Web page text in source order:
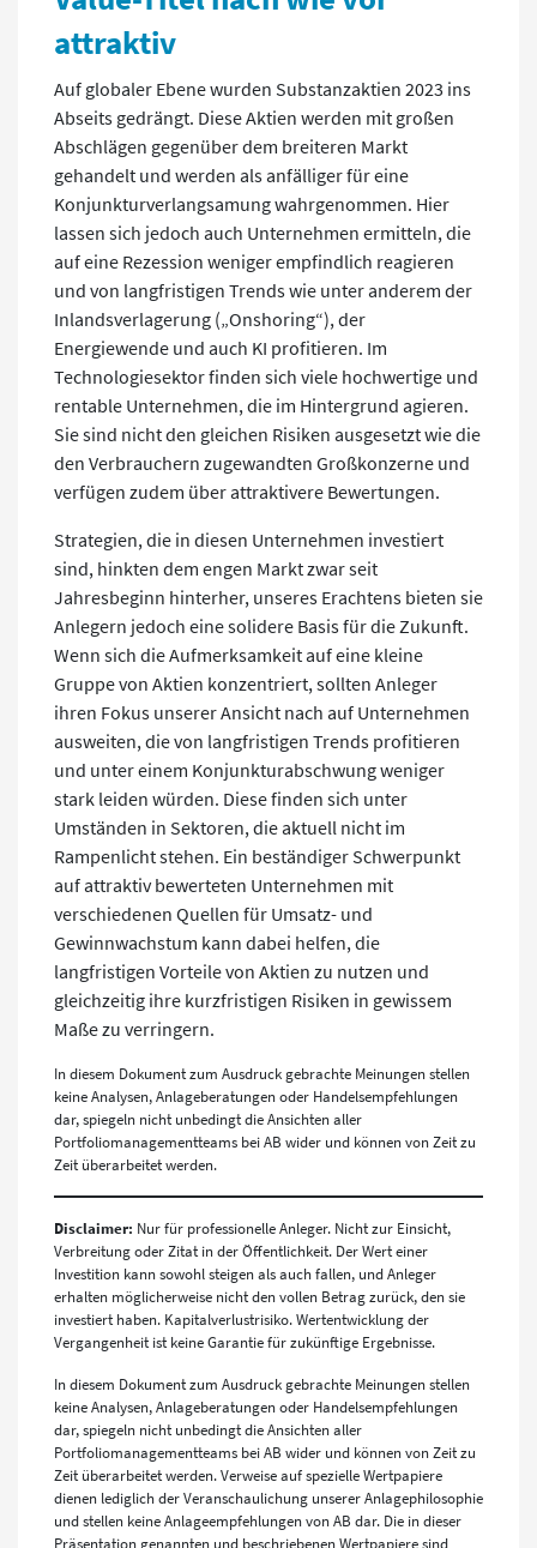
attraktiv
Auf globaler Ebene wurden Substanzaktien 2023 ins
Abseits gedrängt. Diese Aktien werden mit großen
Abschlägen gegenüber dem breiteren Markt
gehandelt und werden als anfälliger für eine
Konjunkturverlangsamung wahrgenommen. Hier
lassen sich jedoch auch Unternehmen ermitteln, die
auf eine Rezession weniger empfindlich reagieren
und von langfristigen Trends wie unter anderem der
Inlandsverlagerung („Onshoring“), der
Energiewende und auch KI profitieren. Im
Technologiesektor finden sich viele hochwertige und
rentable Unternehmen, die im Hintergrund agieren.
Sie sind nicht den gleichen Risiken ausgesetzt wie die
den Verbrauchern zugewandten Großkonzerne und
verfügen zudem über attraktivere Bewertungen.
Strategien, die in diesen Unternehmen investiert
sind, hinkten dem engen Markt zwar seit
Jahresbeginn hinterher, unseres Erachtens bieten sie
Anlegern jedoch eine solidere Basis für die Zukunft.
Wenn sich die Aufmerksamkeit auf eine kleine
Gruppe von Aktien konzentriert, sollten Anleger
ihren Fokus unserer Ansicht nach auf Unternehmen
ausweiten, die von langfristigen Trends profitieren
und unter einem Konjunkturabschwung weniger
stark leiden würden. Diese finden sich unter
Umständen in Sektoren, die aktuell nicht im
Rampenlicht stehen. Ein beständiger Schwerpunkt
auf attraktiv bewerteten Unternehmen mit
verschiedenen Quellen für Umsatz- und
Gewinnwachstum kann dabei helfen, die
langfristigen Vorteile von Aktien zu nutzen und
gleichzeitig ihre kurzfristigen Risiken in gewissem
Maße zu verringern.
In diesem Dokument zum Ausdruck gebrachte Meinungen stellen
keine Analysen, Anlageberatungen oder Handelsempfehlungen
dar, spiegeln nicht unbedingt die Ansichten aller
Portfoliomanagementteams bei AB wider und können von Zeit zu
Zeit überarbeitet werden.
Disclaimer: Nur für professionelle Anleger. Nicht zur Einsicht,
Verbreitung oder Zitat in der Öffentlichkeit. Der Wert einer
Investition kann sowohl steigen als auch fallen, und Anleger
erhalten möglicherweise nicht den vollen Betrag zurück, den sie
investiert haben. Kapitalverlustrisiko. Wertentwicklung der
Vergangenheit ist keine Garantie für zukünftige Ergebnisse.
In diesem Dokument zum Ausdruck gebrachte Meinungen stellen
keine Analysen, Anlageberatungen oder Handelsempfehlungen
dar, spiegeln nicht unbedingt die Ansichten aller
Portfoliomanagementteams bei AB wider und können von Zeit zu
Zeit überarbeitet werden. Verweise auf spezielle Wertpapiere
dienen lediglich der Veranschaulichung unserer Anlagephilosophie
und stellen keine Anlageempfehlungen von AB dar. Die in dieser
Präsentation genannten und beschriebenen Wertpapiere sind